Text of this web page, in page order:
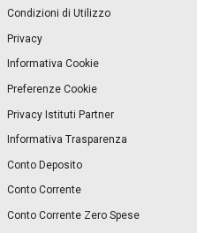
Condizioni di Utilizzo
Privacy
Informativa Cookie
Preferenze Cookie
Privacy Istituti Partner
Informativa Trasparenza
Conto Deposito
Conto Corrente
Conto Corrente Zero Spese